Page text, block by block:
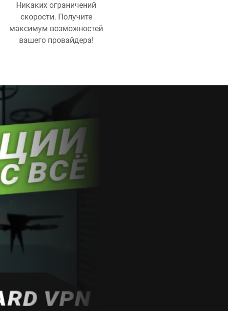
Никаких ограничений
скорости. Получите
максимум возможностей
вашего провайдера!